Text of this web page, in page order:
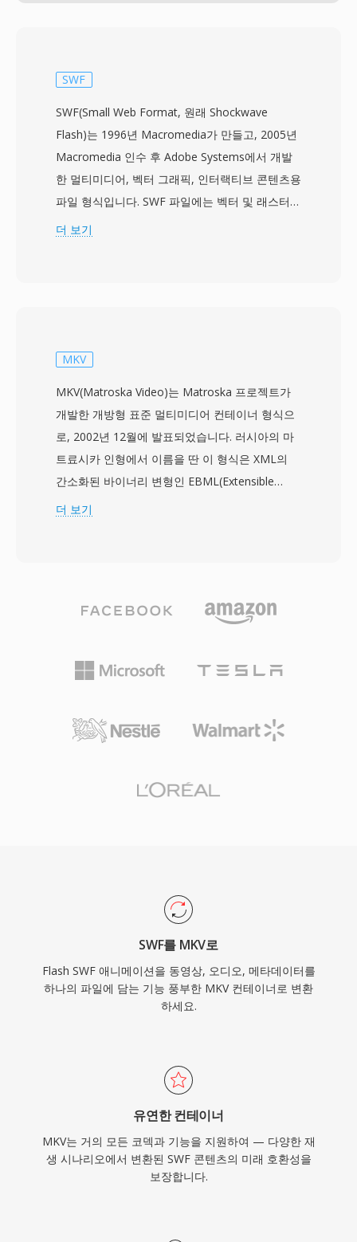
SWF
SWF(Small Web Format, 원래 Shockwave
Flash)는 1996년 Macromedia가 만들고, 2005년
Macromedia 인수 후 Adobe Systems에서 개발
한 멀티미디어, 벡터 그래픽, 인터랙티브 콘텐츠용
파일 형식입니다. SWF 파일에는 벡터 및 래스터
그래픽, 애니메이션, 임베디드 오디오와 비디오,
리케이션, 인터랙티브 멀티미디어 경험을 포함한
반 렌더링 엔진은 매우 작은 파일 크기에서도 부드
러운 애니메이션과 확장 가능한 그래픽을 가능하
게 하여, 느린 인터넷 연결에서도 풍부한 멀티미디
어 콘텐츠를 실용적으로 만들었습니다. SWF는 프
로그레시브 렌더링을 지원하여, 전체 파일이 다운
로드되기 전에 콘텐츠가 재생될 수 있었습니다.
는 도달 범위를 제공했습니다. 이 형식은 비디오
재생, 카메라 및 마이크 접근, 3D 가속, 실시간 애
했습니다. Adobe는 2020년 12월에 Flash Player
한 의미를 가지며 Ruffle 같은 오픈소스 프로젝트
를 통해 이 시대의 웹 콘텐츠에 대한 접근이 계속
더 보기
MKV
MKV(Matroska Video)는 Matroska 프로젝트가
개발한 개방형 표준 멀티미디어 컨테이너 형식으
로, 2002년 12월에 발표되었습니다. 러시아의 마
트료시카 인형에서 이름을 딴 이 형식은 XML의
간소화된 바이너리 변형인 EBML(Extensible
Binary Meta Language)을 기반으로 구축되어, 유
AAC, FLAC, Opus, DTS까지 다양한 코덱을 지원
원으로, 단순한 SRT 텍스트부터 복잡한 ASS 스타
일 자막, 블루레이 디스크의 비트맵 기반 PGS 트
파일(스타일 자막에 필요한 글꼴 등), 태그 메타데
스 비용 없이 MKV 읽기 및 쓰기를 구현할 수 있도
MKV는 고품질 비디오 배포, 아카이빙, 개인 미디
어 라이브러리를 위한 선호 컨테이너가 되었습니
더 보기
SWF를 MKV로
Flash SWF 애니메이션을 동영상, 오디오, 메타데이터를
하나의 파일에 담는 기능 풍부한 MKV 컨테이너로 변환
하세요.
유연한 컨테이너
MKV는 거의 모든 코덱과 기능을 지원하여 — 다양한 재
생 시나리오에서 변환된 SWF 콘텐츠의 미래 호환성을
보장합니다.